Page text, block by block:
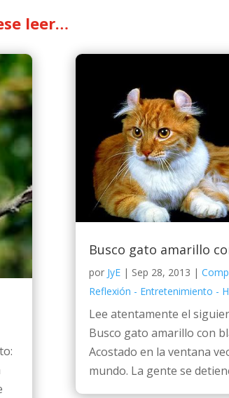
leer…
Busco gato amarillo
por JyE| Sep 28, 2013 |
Reflexión - Entretenimiento -
Lee atentamente el
Busco gato amarillo con
Acostado en la ventana
mundo. La gente se